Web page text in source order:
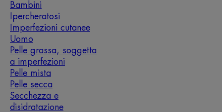
Bambini
Ipercheratosi
Imperfezioni cutanee
Uomo
Pelle grassa, soggetta
a imperfezioni
Pelle mista
Pelle secca
Secchezza e
disidratazione